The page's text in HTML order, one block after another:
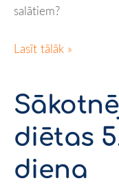
salātiem?
Lasīt tālāk »
diētas
diena